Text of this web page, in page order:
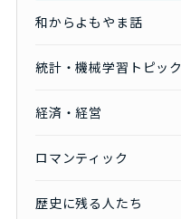
和からよもやま話
統計・機械学習トピック
経済・経営
ロマンティック
歴史に残る人たち